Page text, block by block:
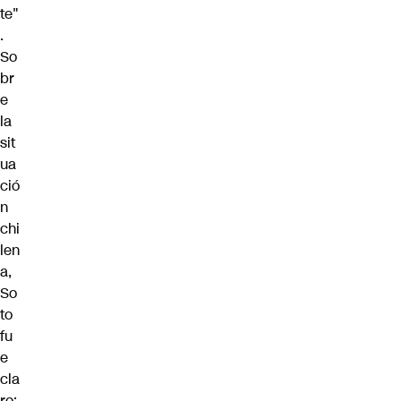
te"
.
So
br
e
la
sit
ua
ció
n
chi
len
a,
So
to
fu
e
cla